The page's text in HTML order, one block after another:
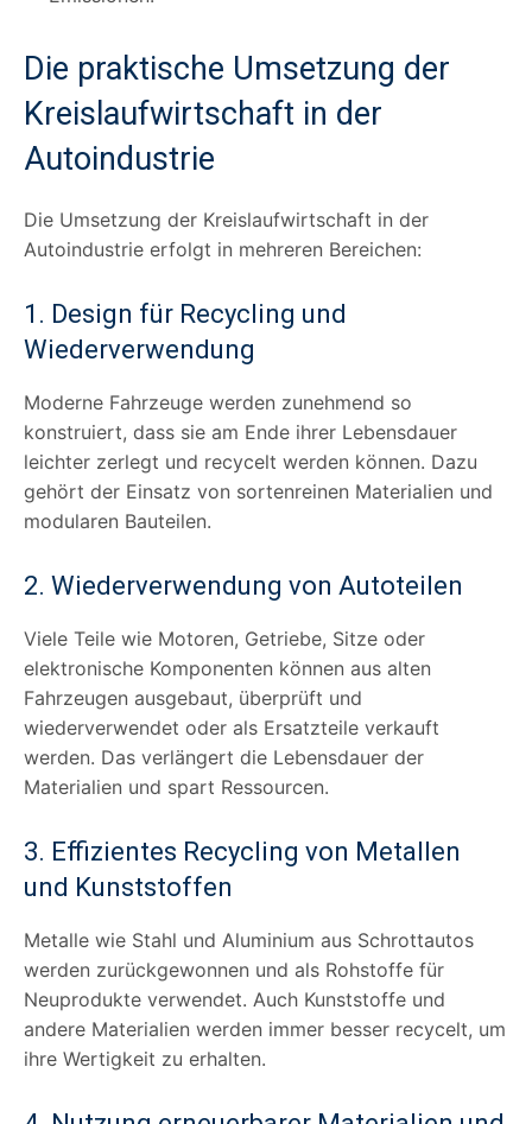
Die praktische Umsetzung der
Kreislaufwirtschaft in der
Autoindustrie
Die Umsetzung der Kreislaufwirtschaft in der
Autoindustrie erfolgt in mehreren Bereichen:
1. Design für Recycling und
Wiederverwendung
Moderne Fahrzeuge werden zunehmend so
konstruiert, dass sie am Ende ihrer Lebensdauer
leichter zerlegt und recycelt werden können. Dazu
gehört der Einsatz von sortenreinen Materialien und
modularen Bauteilen.
2. Wiederverwendung von Autoteilen
Viele Teile wie Motoren, Getriebe, Sitze oder
elektronische Komponenten können aus alten
Fahrzeugen ausgebaut, überprüft und
wiederverwendet oder als Ersatzteile verkauft
werden. Das verlängert die Lebensdauer der
Materialien und spart Ressourcen.
3. Effizientes Recycling von Metallen
und Kunststoffen
Metalle wie Stahl und Aluminium aus Schrottautos
werden zurückgewonnen und als Rohstoffe für
Neuprodukte verwendet. Auch Kunststoffe und
andere Materialien werden immer besser recycelt, um
ihre Wertigkeit zu erhalten.